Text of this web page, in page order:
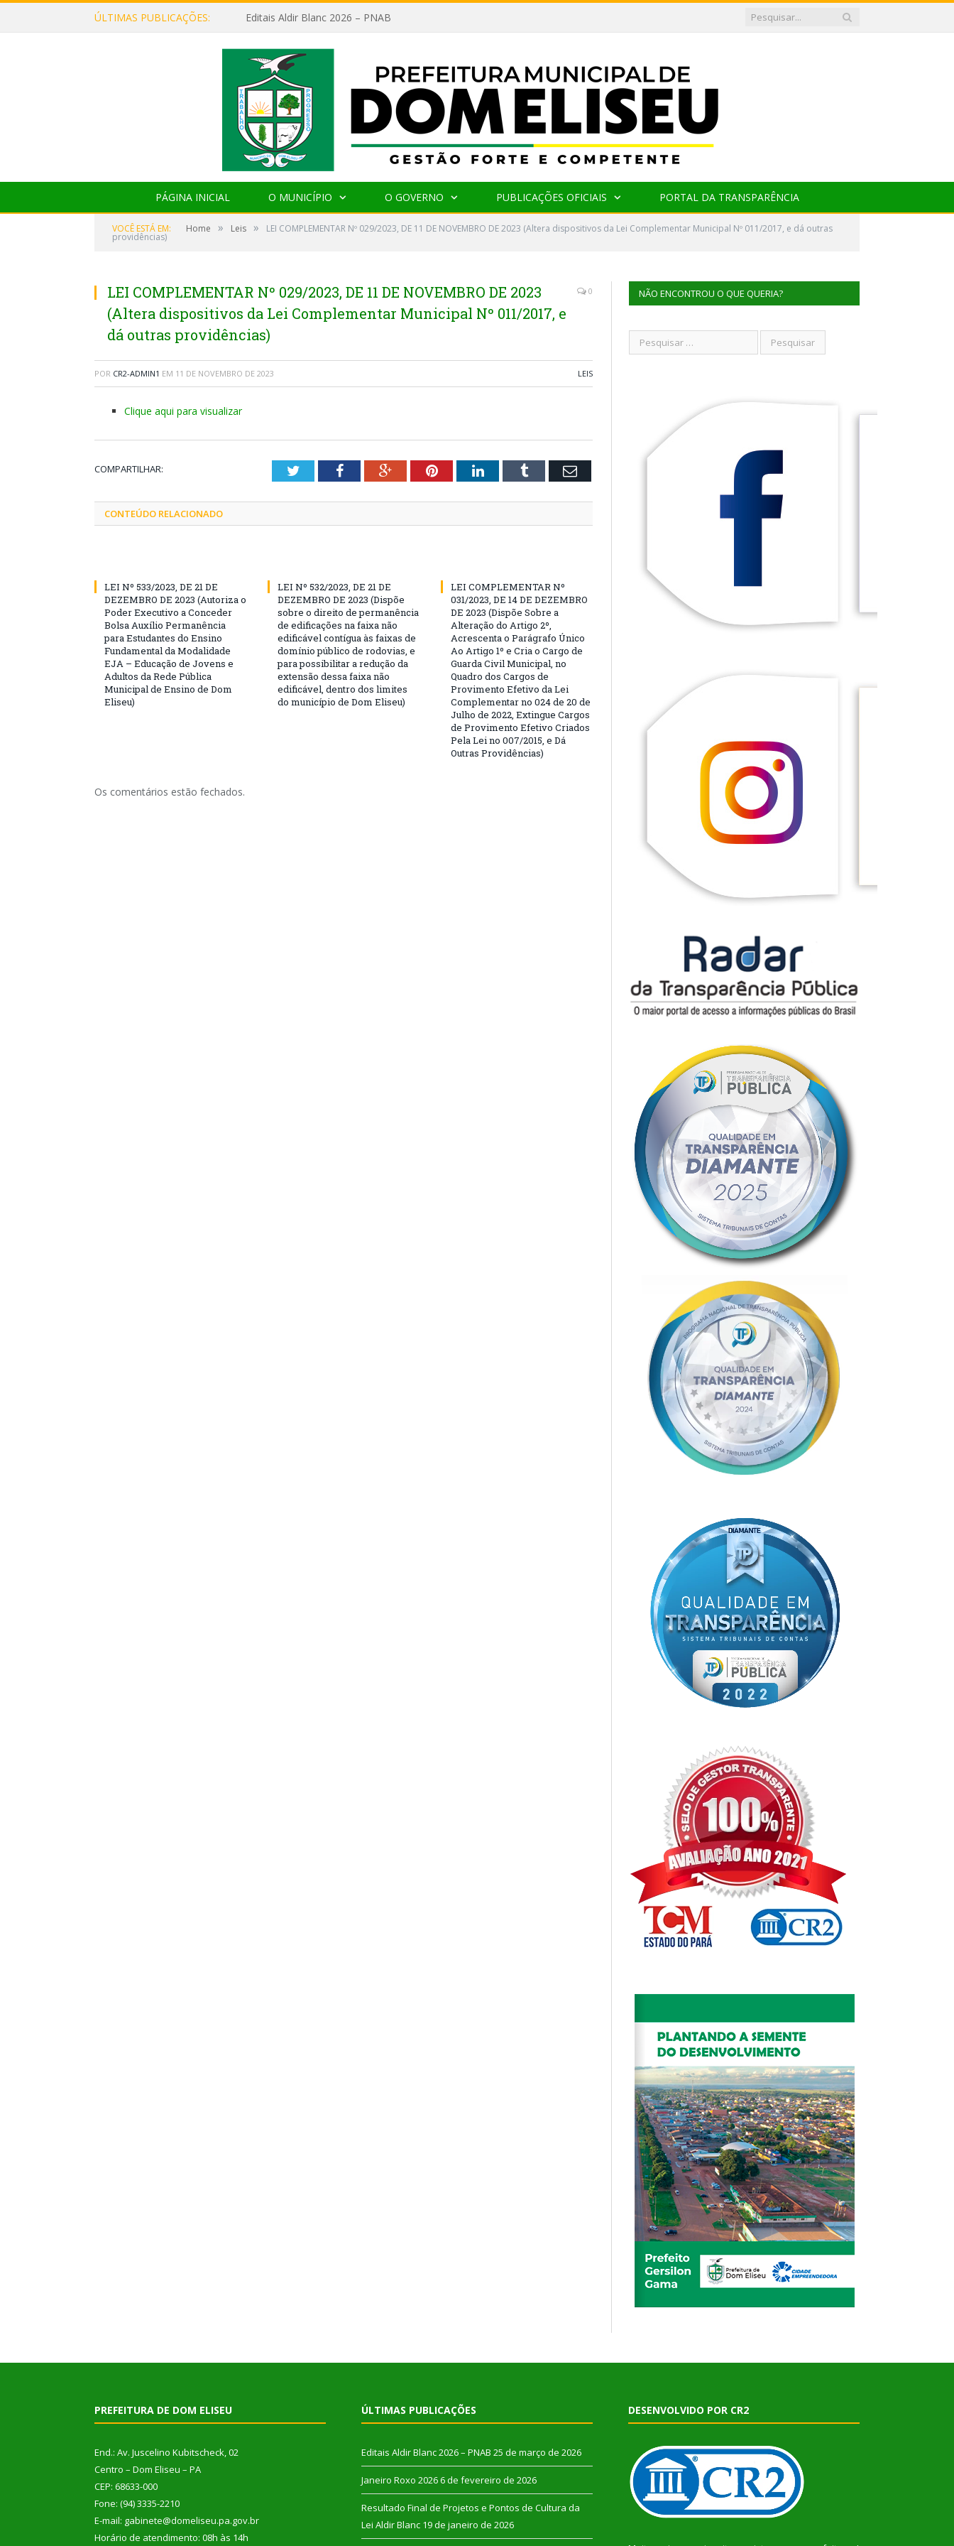
ÚLTIMAS PUBLICAÇÕES: Editais Aldir Blanc 2026 – PNAB
PÁGINA INICIAL O MUNICÍPIO O GOVERNO PUBLICAÇÕES OFICIAIS PORTAL DA TRANSPARÊNCIA
VOCÊ ESTÁ EM: Home » Leis » LEI COMPLEMENTAR Nº 029/2023, DE 11 DE NOVEMBRO DE 2023 (Altera dispositivos da Lei Complementar Municipal Nº 011/2017, e dá outras
providências)
LEI COMPLEMENTAR Nº 029/2023, DE 11 DE NOVEMBRO DE 2023
(Altera dispositivos da Lei Complementar Municipal Nº 011/2017, e
dá outras providências)
0
POR CR2-ADMIN1 EM 11 DE NOVEMBRO DE 2023 LEIS
Clique aqui para visualizar
COMPARTILHAR: TwitterFacebookGoogle+PinterestLinkedInTumblr Email
CONTEÚDO RELACIONADO
LEI Nº 533/2023, DE 21 DE
DEZEMBRO DE 2023 (Autoriza o
Poder Executivo a Conceder
Bolsa Auxílio Permanência
para Estudantes do Ensino
Fundamental da Modalidade
EJA – Educação de Jovens e
Adultos da Rede Pública
Municipal de Ensino de Dom
Eliseu)
LEI Nº 532/2023, DE 21 DE
DEZEMBRO DE 2023 (Dispõe
sobre o direito de permanência
de edificações na faixa não
edificável contígua às faixas de
domínio público de rodovias, e
para possibilitar a redução da
extensão dessa faixa não
edificável, dentro dos limites
do município de Dom Eliseu)
LEI COMPLEMENTAR Nº
031/2023, DE 14 DE DEZEMBRO
DE 2023 (Dispõe Sobre a
Alteração do Artigo 2º,
Acrescenta o Parágrafo Único
Ao Artigo 1º e Cria o Cargo de
Guarda Civil Municipal, no
Quadro dos Cargos de
Provimento Efetivo da Lei
Complementar no 024 de 20 de
Julho de 2022, Extingue Cargos
de Provimento Efetivo Criados
Pela Lei no 007/2015, e Dá
Outras Providências)
Os comentários estão fechados.
NÃO ENCONTROU O QUE QUERIA?
PREFEITURA DE DOM ELISEU
End.: Av. Juscelino Kubitscheck, 02
Centro – Dom Eliseu – PA
CEP: 68633-000
Fone: (94) 3335-2210
E-mail: gabinete@domeliseu.pa.gov.br
Horário de atendimento: 08h às 14h
ÚLTIMAS PUBLICAÇÕES
Editais Aldir Blanc 2026 – PNAB 25 de março de 2026
Janeiro Roxo 2026 6 de fevereiro de 2026
Resultado Final de Projetos e Pontos de Cultura da
Lei Aldir Blanc 19 de janeiro de 2026
DESENVOLVIDO POR CR2